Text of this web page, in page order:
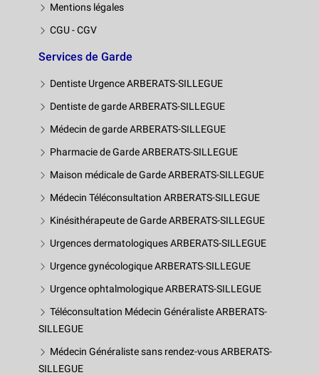
Mentions légales
CGU - CGV
Services de Garde
Dentiste Urgence ARBERATS-SILLEGUE
Dentiste de garde ARBERATS-SILLEGUE
Médecin de garde ARBERATS-SILLEGUE
Pharmacie de Garde ARBERATS-SILLEGUE
Maison médicale de Garde ARBERATS-SILLEGUE
Médecin Téléconsultation ARBERATS-SILLEGUE
Kinésithérapeute de Garde ARBERATS-SILLEGUE
Urgences dermatologiques ARBERATS-SILLEGUE
Urgence gynécologique ARBERATS-SILLEGUE
Urgence ophtalmologique ARBERATS-SILLEGUE
Téléconsultation Médecin Généraliste ARBERATS-
SILLEGUE
Médecin Généraliste sans rendez-vous ARBERATS-
SILLEGUE